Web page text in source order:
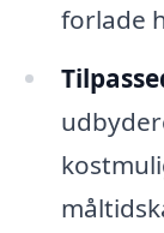
forlade